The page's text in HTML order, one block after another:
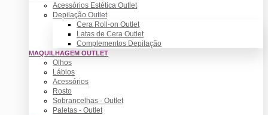
Acessórios Estética Outlet
Depilação Outlet
Cera Roll-on Outlet
Latas de Cera Outlet
Complementos Depilação
MAQUILHAGEM OUTLET
Olhos
Lábios
Acessórios
Rosto
Sobrancelhas - Outlet
Paletas - Outlet